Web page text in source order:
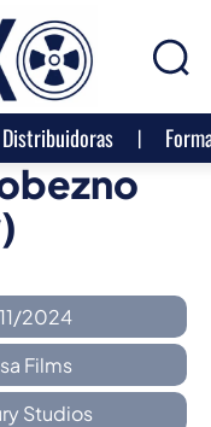
Distribuidoras
2024
Films
Studios